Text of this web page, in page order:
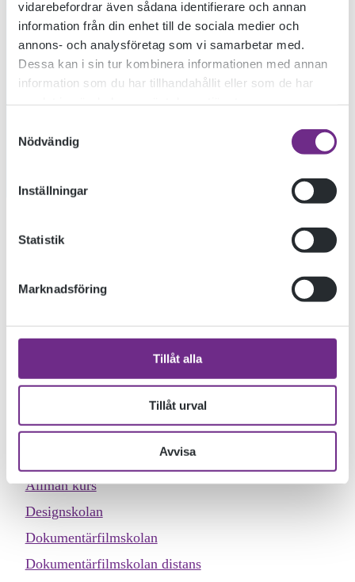
vidarebefordrar även sådana identifierare och annan
information från din enhet till de sociala medier och
annons- och analysföretag som vi samarbetar med.
Dessa kan i sin tur kombinera informationen med annan
information som du har tillhandahållit eller som de har
Nödvändig
Inställningar
Statistik
Marknadsföring
Tillåt alla
Tillåt urval
Avvisa
Terminens längsta projekt går nu in i slutspurten. Temat
deltagare. Erika och Sofia undersöker hur olika popkulturella
fenomen kan implementeras i Lucky Strikes klassiska logga.
gjorts olaglig via nya restriktioner på cigarettmarknadsföring
bildserie kring Öländsk motorkultur – ett flitigt arbete med
Allmän kurs
Designskolan
Dokumentärfilmskolan
Dokumentärfilmskolan distans